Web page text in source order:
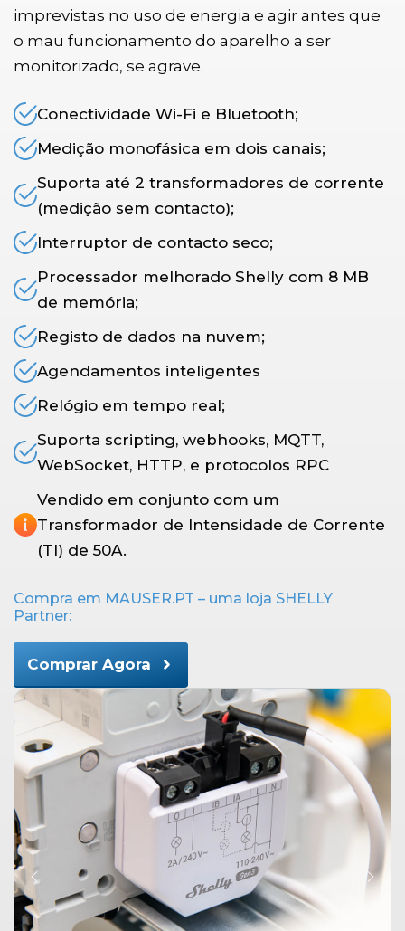
imprevistas no uso de energia e agir antes que
o mau funcionamento do aparelho a ser
monitorizado, se agrave.
Conectividade Wi-Fi e Bluetooth;
Medição monofásica em dois canais;
Suporta até 2 transformadores de corrente
(medição sem contacto);
Interruptor de contacto seco;
Processador melhorado Shelly com 8 MB
de memória;
Registo de dados na nuvem;
Agendamentos inteligentes
Relógio em tempo real;
Suporta scripting, webhooks, MQTT,
WebSocket, HTTP, e protocolos RPC
Vendido em conjunto com um
Transformador de Intensidade de Corrente
(TI) de 50A.
Compra em MAUSER.PT – uma loja SHELLY
Partner:
Comprar Agora